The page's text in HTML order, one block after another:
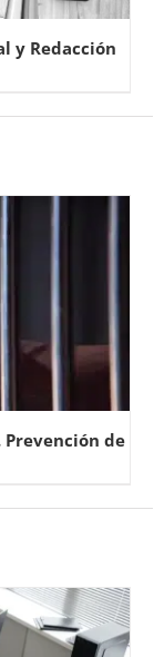
y Redacción
Prevención de